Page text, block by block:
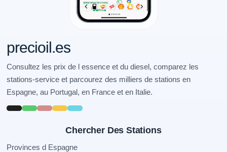
precioil.es
Consultez les prix de l essence et du diesel, comparez les
stations-service et parcourez des milliers de stations en
Espagne, au Portugal, en France et en Italie.
Chercher Des Stations
Provinces d Espagne